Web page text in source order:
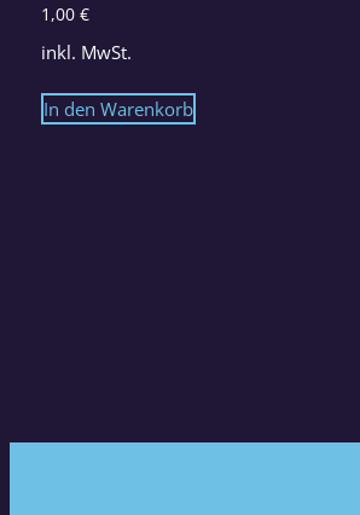
1,00€
inkl. MwSt.
In den Warenkorb